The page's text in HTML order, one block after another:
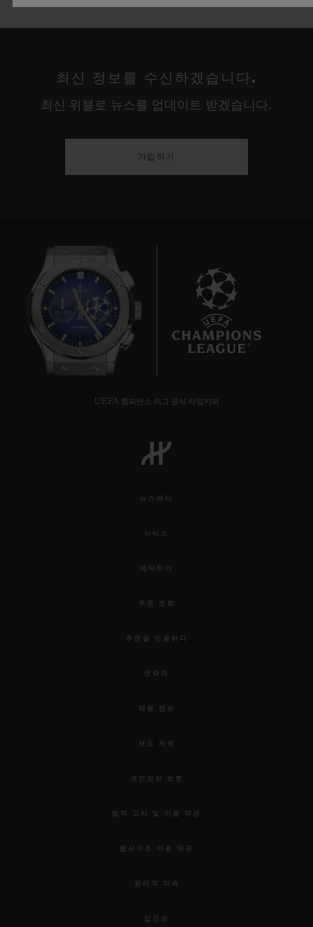
최신 정보를 수신하겠습니다.
최신 위블로 뉴스를 업데이트 받겠습니다.
가입하기
UEFA 챔피언스 리그 공식 타임키퍼
뉴스레터
서비스
예약하기
주문 조회
주문을 반품하다
연락처
채용 정보
보도 자료
개인정보 보호
법적 고지 및 이용 약관
웹사이트 이용 약관
윤리적 약속
접근성